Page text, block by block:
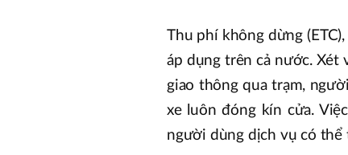
Thu phí không dừng
áp dụng trên cả nước. Xét
giao thông qua trạm,
xe luôn đóng kín cửa.
người dùng dịch vụ có thể